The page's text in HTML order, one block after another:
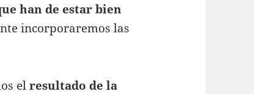
han de estar bien
incorporaremos las
elresultado de la